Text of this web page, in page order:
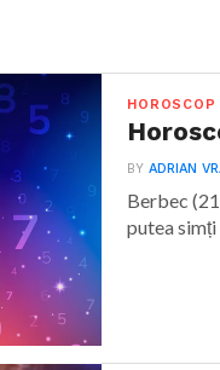
HOROSCOP
BYADRIAN
Berbec
putea simți